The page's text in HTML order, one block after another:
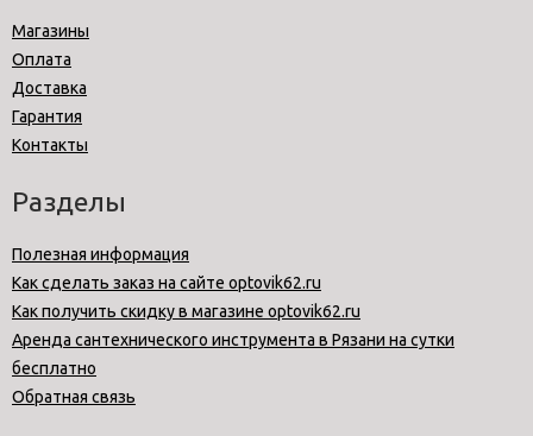
Магазины
Оплата
Доставка
Гарантия
Контакты
Разделы
Полезная информация
Как сделать заказ на сайте optovik62.ru
Как получить скидку в магазине optovik62.ru
Аренда сантехнического инструмента в Рязани на сутки
бесплатно
Обратная связь